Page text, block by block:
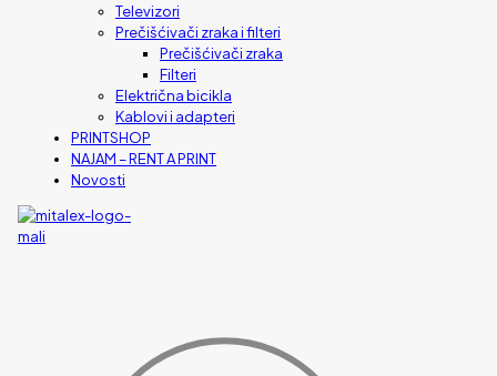
Televizori
Prečišćivači zraka i filteri
Prečišćivači zraka
Filteri
Električna bicikla
Kablovi i adapteri
PRINTSHOP
NAJAM – RENT A PRINT
Novosti